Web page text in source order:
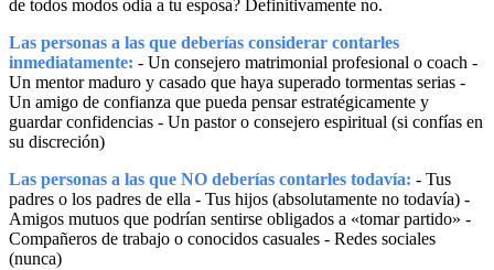
de todos modos odia a tu esposa? Definitivamente no.
Las personas a las que deberías considerar contarles
inmediatamente: - Un consejero matrimonial profesional o coach -
Un mentor maduro y casado que haya superado tormentas serias -
Un amigo de confianza que pueda pensar estratégicamente y
guardar confidencias - Un pastor o consejero espiritual (si confías en
su discreción)
Las personas a las que NO deberías contarles todavía: - Tus
padres o los padres de ella - Tus hijos (absolutamente no todavía) -
Amigos mutuos que podrían sentirse obligados a «tomar partido» -
Compañeros de trabajo o conocidos casuales - Redes sociales
(nunca)